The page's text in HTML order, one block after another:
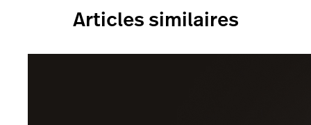
Articles similaires